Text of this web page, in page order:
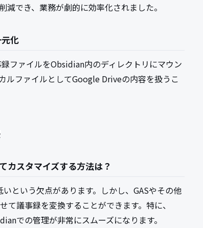
でき、業務が劇的に効率化されました。
化
ファイルをObsidian内のディレクトリにマウン
ルファイルとしてGoogle Driveの内容を扱うこ
カスタマイズする方法は？
という欠点があります。しかし、GASやその他
議事録を変換することができます。特に、
での管理が非常にスムーズになります。